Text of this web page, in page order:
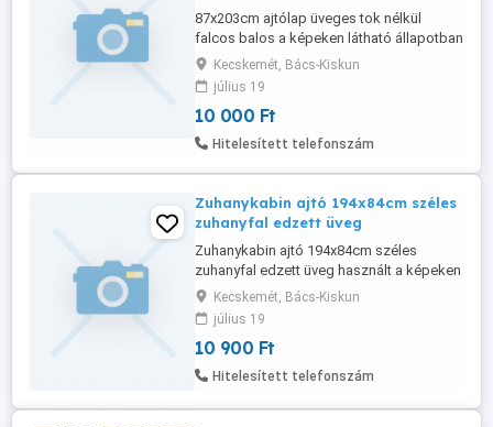
87x203cm ajtólap üveges tok nélkül
falcos balos a képeken látható állapotban
eladó.Kecskemét, Bács-Kiskun
július 19
10 000 Ft
Hitelesített telefonszám
Zuhanykabin ajtó 194x84cm széles
zuhanyfal edzett üveg
Zuhanykabin ajtó 194x84cm széles
zuhanyfal edzett üveg használt a képeken
látható állapotban eladó.
Kecskemét, Bács-Kiskun
július 19
10 900 Ft
Hitelesített telefonszám